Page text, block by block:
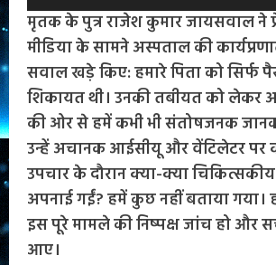
मृतक के पुत्र राजेश कुमार जायसवाल ने
मीडिया के सामने अस्पताल की
सवाल खड़े किए: हमारे पिता को सिर्फ
शिकायत थी। उनकी तबीयत को लेकर
की ओर से हमें कभी भी संतोषजनक
उन्हें अचानक आईसीयू और वेंटिलेटर पर
उपचार के दौरान क्या-क्या चिकित्सकीय
अपनाई गईं? हमें कुछ नहीं बताया गया।
इस पूरे मामले की निष्पक्ष जांच हो और
आए।